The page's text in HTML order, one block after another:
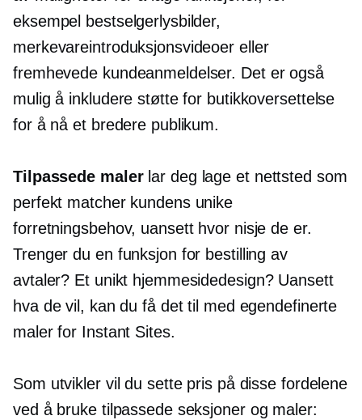
eksempel bestselgerlysbilder,
merkevareintroduksjonsvideoer eller
fremhevede kundeanmeldelser. Det er også
mulig å inkludere støtte for butikkoversettelse
for å nå et bredere publikum.
Tilpassede malerlar deg lage et nettsted som
perfekt matcher kundens unike
forretningsbehov, uansett hvor nisje de er.
Trenger du en funksjon for bestilling av
avtaler? Et unikt hjemmesidedesign? Uansett
hva de vil, kan du få det til med egendefinerte
maler for Instant Sites.
Som utvikler vil du sette pris på disse fordelene
ved å bruke tilpassede seksjoner og maler: